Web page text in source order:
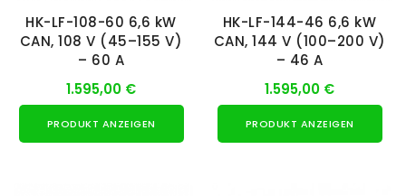
HK-LF-108-60 6,6 kW
CAN, 108 V (45–155 V)
– 60 A
1.595,00 €
PRODUKT ANZEIGEN
HK-LF-144-46 6,6 kW
CAN, 144 V (100–200 V)
– 46 A
1.595,00 €
PRODUKT ANZEIGEN